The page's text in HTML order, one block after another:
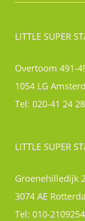
LITTLE SUPER
Overtoom 491-
1054 LG
Tel: 020-41 24
LITTLE SUPER
Groenehilledijk
3074 AE
Tel: 010-2109254